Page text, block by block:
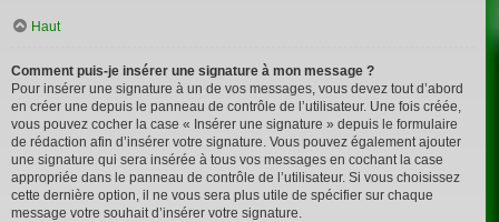
Haut
Comment puis-je insérer une signature à mon message ?
Pour insérer une signature à un de vos messages, vous devez tout d’abord
en créer une depuis le panneau de contrôle de l’utilisateur. Une fois créée,
vous pouvez cocher la case « Insérer une signature » depuis le formulaire
de rédaction afin d’insérer votre signature. Vous pouvez également ajouter
une signature qui sera insérée à tous vos messages en cochant la case
appropriée dans le panneau de contrôle de l’utilisateur. Si vous choisissez
cette dernière option, il ne vous sera plus utile de spécifier sur chaque
message votre souhait d’insérer votre signature.